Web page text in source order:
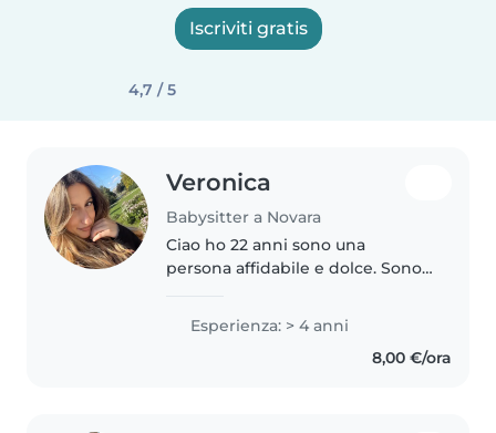
Iscriviti gratis
4,7 / 5
Veronica
Babysitter a Novara
Ciao ho 22 anni sono una
persona affidabile e dolce. Sono
piccoli e mi prendo spesso cura
dei miei due nipoti, il che mi ha
Esperienza: > 4 anni
8,00 €/ora